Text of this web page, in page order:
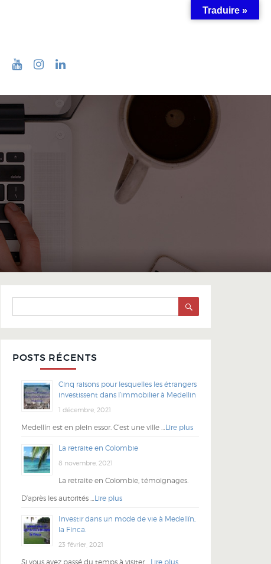
for:
SEARCH
POSTS RÉCENTS
Cinq raisons pour lesquelles les étrangers
investissent dans l’immobilier à Medellin
1 décembre, 2021
Medellín est en plein essor. C’est une ville …Lire plus
La retraite en Colombie
8 novembre, 2021
La retraite en Colombie, témoignages.
D’après les autorités …Lire plus
Investir dans un mode de vie à Medellín,
la Finca.
23 février, 2021
Si vous avez passé du temps à visiter …Lire plus
Traduire »